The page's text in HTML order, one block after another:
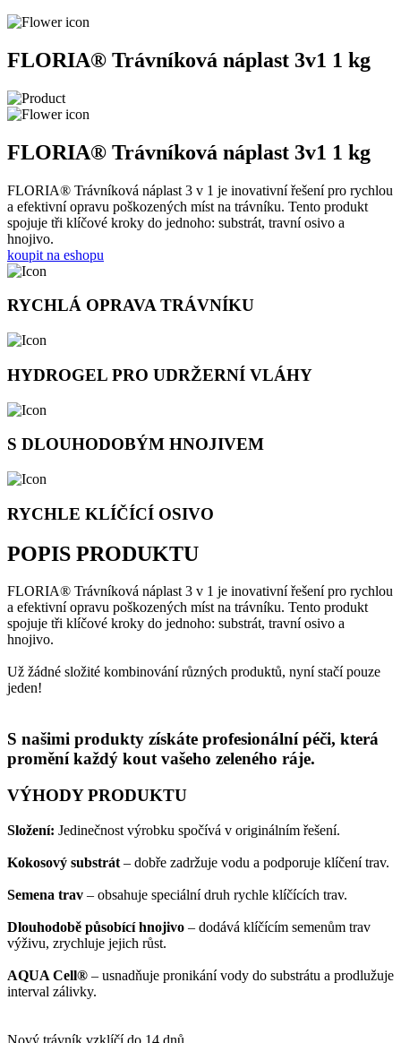
FLORIA® Trávníková náplast 3v1 1 kg
FLORIA® Trávníková náplast 3v1 1 kg
FLORIA® Trávníková náplast 3 v 1 je inovativní řešení pro rychlou
a efektivní opravu poškozených míst na trávníku. Tento produkt
spojuje tři klíčové kroky do jednoho: substrát, travní osivo a
hnojivo.
koupit na eshopu
RYCHLÁ OPRAVA TRÁVNÍKU
HYDROGEL PRO UDRŽERNÍ VLÁHY
S DLOUHODOBÝM HNOJIVEM
RYCHLE KLÍČÍCÍ OSIVO
POPIS PRODUKTU
FLORIA® Trávníková náplast 3 v 1 je inovativní řešení pro rychlou
a efektivní opravu poškozených míst na trávníku. Tento produkt
spojuje tři klíčové kroky do jednoho: substrát, travní osivo a
hnojivo.
Už žádné složité kombinování různých produktů, nyní stačí pouze
jeden!
S našimi produkty získáte profesionální péči, která
promění každý kout vašeho zeleného ráje.
VÝHODY PRODUKTU
Složení: Jedinečnost výrobku spočívá v originálním řešení.
Kokosový substrát – dobře zadržuje vodu a podporuje klíčení trav.
Semena trav – obsahuje speciální druh rychle klíčících trav.
Dlouhodobě působící hnojivo – dodává klíčícím semenům trav
výživu, zrychluje jejich růst.
AQUA Cell® – usnadňuje pronikání vody do substrátu a prodlužuje
interval zálivky.
Nový trávník vzklíčí do 14 dnů.